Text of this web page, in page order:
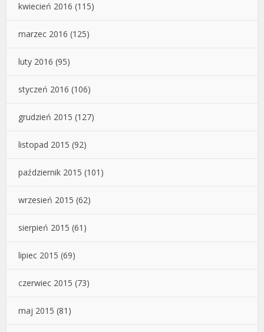
kwiecień 2016 (115)
marzec 2016 (125)
luty 2016 (95)
styczeń 2016 (106)
grudzień 2015 (127)
listopad 2015 (92)
październik 2015 (101)
wrzesień 2015 (62)
sierpień 2015 (61)
lipiec 2015 (69)
czerwiec 2015 (73)
maj 2015 (81)